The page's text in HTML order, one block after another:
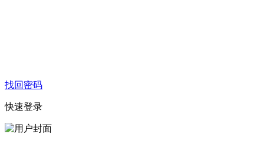
找回密码
快速登录